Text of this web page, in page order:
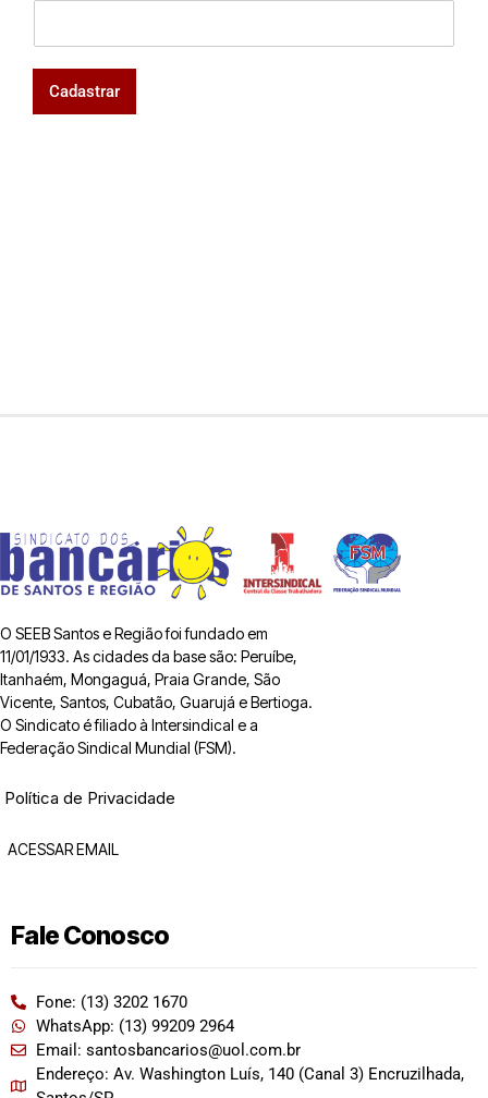
Cadastrar
O SEEB Santos e Região foi fundado em
11/01/1933. As cidades da base são: Peruíbe,
Itanhaém, Mongaguá, Praia Grande, São
Vicente, Santos, Cubatão, Guarujá e Bertioga.
O Sindicato é filiado à Intersindical e a
Federação Sindical Mundial (FSM).
Política de Privacidade
ACESSAR EMAIL
Fale Conosco
Fone: (13) 3202 1670
WhatsApp: (13) 99209 2964
Email: santosbancarios@uol.com.br
Endereço: Av. Washington Luís, 140 (Canal 3) Encruzilhada,